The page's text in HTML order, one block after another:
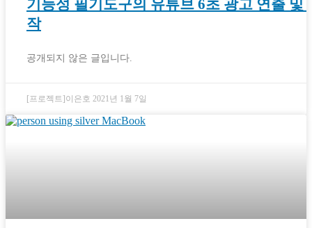
기능성 필기도구의 유튜브 6초 광고 연출 및
작
공개되지 않은 글입니다.
[프로젝트]이은호 2021년 1월 7일